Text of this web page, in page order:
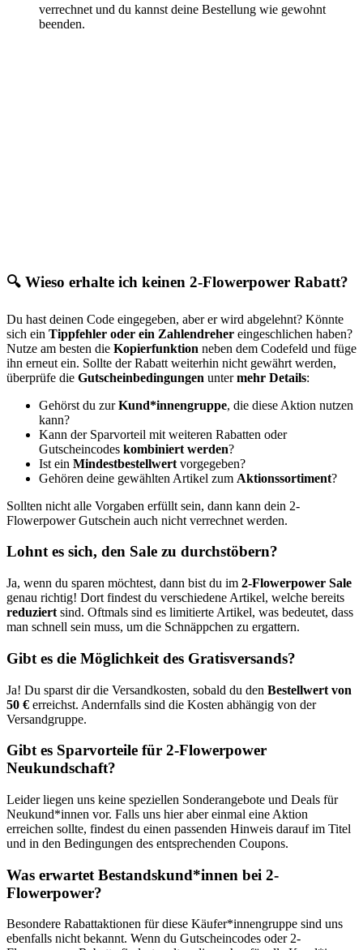
verrechnet und du kannst deine Bestellung wie gewohnt
beenden.
🔍 Wieso erhalte ich keinen 2-Flowerpower Rabatt?
Du hast deinen Code eingegeben, aber er wird abgelehnt? Könnte
sich ein Tippfehler oder ein Zahlendreher eingeschlichen haben?
Nutze am besten die Kopierfunktion neben dem Codefeld und füge
ihn erneut ein. Sollte der Rabatt weiterhin nicht gewährt werden,
überprüfe die Gutscheinbedingungen untermehr Details:
Gehörst du zurKund*innengruppe, die diese Aktion nutzen
kann?
Kann der Sparvorteil mit weiteren Rabatten oder
Gutscheincodes kombiniert werden?
Ist ein Mindestbestellwert vorgegeben?
Gehören deine gewählten Artikel zum Aktionssortiment?
Sollten nicht alle Vorgaben erfüllt sein, dann kann dein 2-
Flowerpower Gutschein auch nicht verrechnet werden.
Lohnt es sich, den Sale zu durchstöbern?
Ja, wenn du sparen möchtest, dann bist du im 2-Flowerpower Sale
genau richtig! Dort findest du verschiedene Artikel, welche bereits
reduziert sind. Oftmals sind es limitierte Artikel, was bedeutet, dass
man schnell sein muss, um die Schnäppchen zu ergattern.
Gibt es die Möglichkeit des Gratisversands?
Ja! Du sparst dir die Versandkosten, sobald du den Bestellwert von
50 € erreichst. Andernfalls sind die Kosten abhängig von der
Versandgruppe.
Gibt es Sparvorteile für 2-Flowerpower
Neukundschaft?
Leider liegen uns keine speziellen Sonderangebote und Deals für
Neukund*innen vor. Falls uns hier aber einmal eine Aktion
erreichen sollte, findest du einen passenden Hinweis darauf im Titel
und in den Bedingungen des entsprechenden Coupons.
Was erwartet Bestandskund*innen bei 2-
Flowerpower?
Besondere Rabattaktionen für diese Käufer*innengruppe sind uns
ebenfalls nicht bekannt. Wenn du Gutscheincodes oder 2-